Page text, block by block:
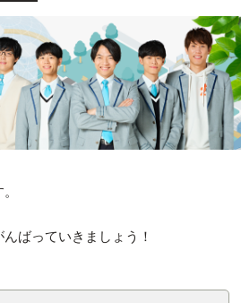
ばっていきましょう！